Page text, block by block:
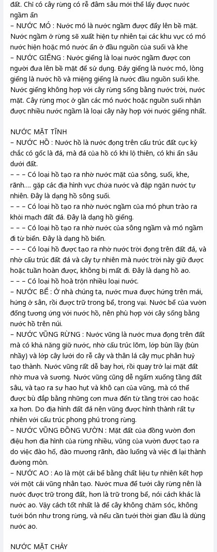
đất. Chỉ có cây rừng có rễ đâm sâu mới thể lấy được nước
ngầm ẩn
– NƯỚC MÓ : Nước mó là nước ngầm được đẩy lên bề mặt.
Nước ngầm ở rừng sẽ xuất hiện tự nhiên tại các khu vực có mó
nước hiện hoặc mó nước ẩn ở đầu nguồn của suối và khe
– NƯỚC GIẾNG : Nước giếng là loại nước ngầm được con
người đưa lên bề mặt để sử dụng. Đáy giếng là nước mó, lòng
giếng là nước hồ và miệng giếng là nước đầu nguồn suối khe.
Nước giếng không hợp với cây rừng sống bằng nước trời, nước
mặt. Cây rừng mọc ở gần các mó nước hoặc nguồn suối nhận
được nhiều nước ngầm là loại cây này hợp với nước giếng nhất.
NƯỚC MẶT TĨNH
– NƯỚC HỒ : Nước hồ là nước đọng trên cấu trúc đất cực kỳ
chắc có gốc là đá, mà đá của hồ có khi lộ thiên, có khi ẩn sâu
dưới đất.
– – – Có loại hồ tạo ra nhờ nước mặt của sông, suối, khe,
rãnh…. gặp các địa hình vực chứa nước và đập ngăn nước tự
nhiên. Đây là dạng hồ sông suối.
– – – Có loại hồ tạo ra nhờ nước ngầm của mó phun trào ra
khỏi mạch đất đá. Đây là dạng hồ giếng.
– – – Có loại hồ tạo ra nhờ nước của sông ngầm và mó ngầm
đi từ biển. Đây là dạng hồ biển.
– – – Có loại hồ được tạo ra nhờ nước trời đọng trên đất đá, và
nhờ cấu trúc đất đá và cây tự nhiên mà nước trời này giữ được
hoặc tuần hoàn được, không bị mất đi. Đây là dạng hồ ao.
– – – Có loại hồ hoà trộn nhiều loại nước.
– NƯỚC BỂ : Ở nhà chúng ta, nước mưa được hứng trên mái,
hứng ở sân, rồi được trữ trong bể, trong vại. Nước bể của vườn
đống tương ứng với nước hồ, nên phù hợp với cây sống bằng
nước hồ trên núi.
– NƯỚC VŨNG RỪNG : Nước vũng là nước mưa đọng trên đất
mà có khả năng giữ nước, nhờ cấu trúc lõm, lớp bùn lầy (bùn
nhầy) và lớp cây lưới do rễ cây và thân lá cây mục phân huỷ
tạo thành. Nước vũng rất dễ bay hơi, rồi quay trở lại mặt đất
nhờ mưa và sương. Nước vũng cũng dễ ngấm xuống tầng đất
sâu, và tạo ra sự hao hụt và khô cạn của vũng, mà có thể
được bù đắp bằng những cơn mưa đến từ tầng trời cao hoặc
xa hơn. Do địa hình đất đá nên vũng được hình thành rất tự
nhiên với cấu trúc phong phú trong rừng.
– NƯỚC VŨNG ĐỒNG VƯỜN : Mặt đất của đồng vườn đơn
điệu hơn địa hình của rừng nhiều, vũng của vườn được tạo ra
do việc đào hố, đào mương rãnh, đào luống và việc đi lại thành
đường mòn.
– NƯỚC AO : Ao là một cái bể bằng chất liệu tự nhiên kết hợp
với một cái vũng nhân tạo. Nước mưa để tưới cây rừng nên là
nước được trữ trong đất, hơn là trữ trong bể, nói cách khác là
nước ao. Vậy cách tốt nhất là để cây không chăm sóc, không
tưới bón như trong rừng, và nếu cần tưới thời gian đầu là dùng
nước ao.
NƯỚC MẶT CHẢY